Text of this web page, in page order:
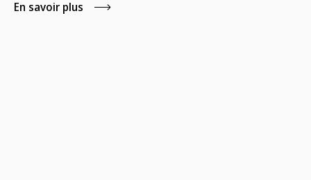
ou les photos d'une journée de bénévolat ne suffisent
généralement pas.
En savoir plus